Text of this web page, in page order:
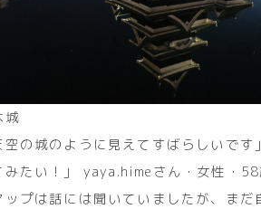
城
空の城のように見えてすばらしいで
みたい！」 yaya.himeさん・女性・
プは話には聞いていましたが、ま